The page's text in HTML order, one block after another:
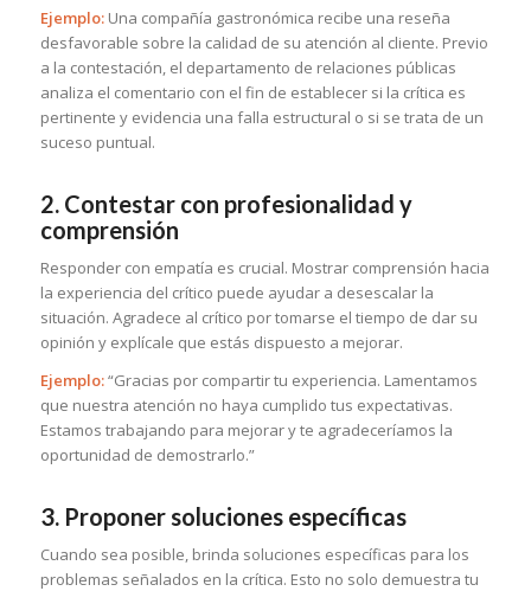
Ejemplo:Una compañía gastronómica recibe una reseña
desfavorable sobre la calidad de su atención al cliente. Previo
a la contestación, el departamento de relaciones públicas
analiza el comentario con el fin de establecer si la crítica es
pertinente y evidencia una falla estructural o si se trata de un
suceso puntual.
2. Contestar con profesionalidad y
comprensión
Responder con empatía es crucial. Mostrar comprensión hacia
la experiencia del crítico puede ayudar a desescalar la
situación. Agradece al crítico por tomarse el tiempo de dar su
opinión y explícale que estás dispuesto a mejorar.
Ejemplo:“Gracias por compartir tu experiencia. Lamentamos
que nuestra atención no haya cumplido tus expectativas.
Estamos trabajando para mejorar y te agradeceríamos la
oportunidad de demostrarlo.”
3. Proponer soluciones específicas
Cuando sea posible, brinda soluciones específicas para los
problemas señalados en la crítica. Esto no solo demuestra tu